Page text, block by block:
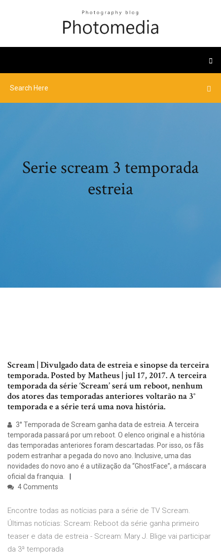
Serie scream 3 temporada
estreia
Scream | Divulgado data de estreia e sinopse da terceira
temporada. Posted by Matheus | jul 17, 2017. A terceira
temporada da série ‘Scream’ será um reboot, nenhum
dos atores das temporadas anteriores voltarão na 3°
temporada e a série terá uma nova história.
3° Temporada de Scream ganha data de estreia. A terceira
temporada passará por um reboot. O elenco original e a história
das temporadas anteriores foram descartadas. Por isso, os fãs
podem estranhar a pegada do novo ano. Inclusive, uma das
novidades do novo ano é a utilização da “GhostFace”, a máscara
oficial da franquia.
4 Comments
Encontre todas as notícias para a série de TV Scream.
Últimas notícias: Scream: Reboot da série ganha primeiro
teaser e data de estreia - Scream: Mary J. Blige vai participar
da 3ª temporada